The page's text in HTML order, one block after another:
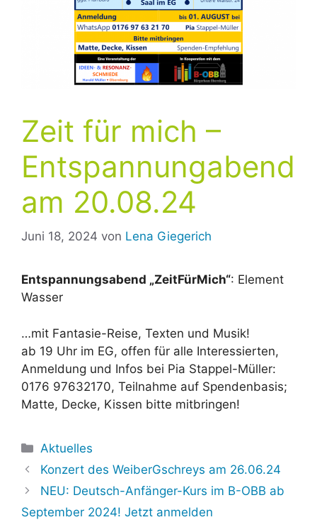
Zeit für mich –
Entspannungabend
am 20.08.24
Juni 18, 2024 von Lena Giegerich
Entspannungsabend „ZeitFürMich“: Element
Wasser
…mit Fantasie-Reise, Texten und Musik!
ab 19 Uhr im EG, offen für alle Interessierten,
Anmeldung und Infos bei Pia Stappel-Müller:
0176 97632170, Teilnahme auf Spendenbasis;
Matte, Decke, Kissen bitte mitbringen!
Kategorien
Aktuelles
Konzert des WeiberGschreys am 26.06.24
NEU: Deutsch-Anfänger-Kurs im B-OBB ab
September 2024! Jetzt anmelden